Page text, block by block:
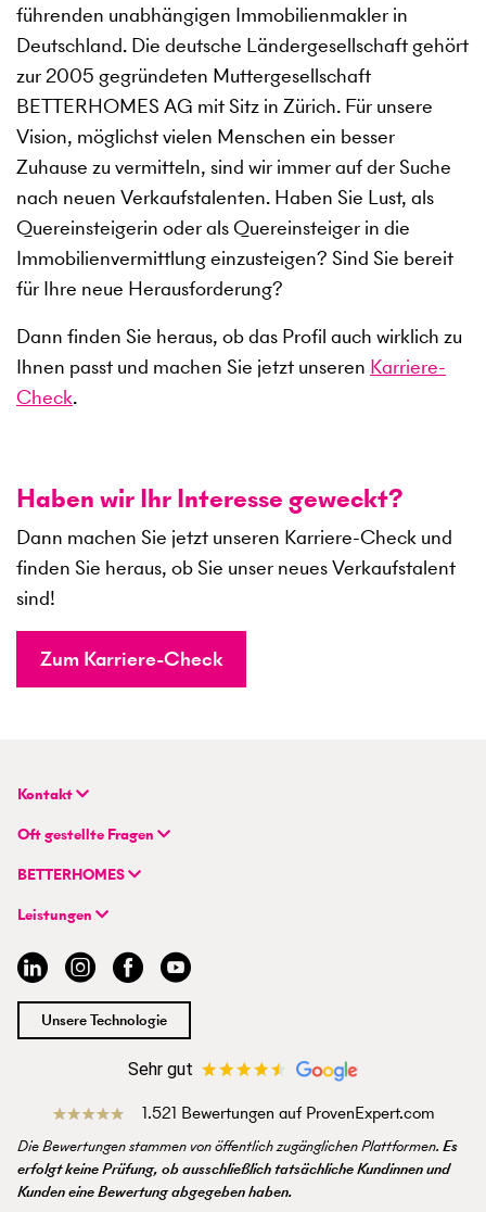
führenden unabhängigen Immobilienmakler in
Deutschland. Die deutsche Ländergesellschaft gehört
zur 2005 gegründeten Muttergesellschaft
BETTERHOMES AG mit Sitz in Zürich. Für unsere
Vision, möglichst vielen Menschen ein besser
Zuhause zu vermitteln, sind wir immer auf der Suche
nach neuen Verkaufstalenten. Haben Sie Lust, als
Quereinsteigerin oder als Quereinsteiger in die
Immobilienvermittlung einzusteigen? Sind Sie bereit
für Ihre neue Herausforderung?
Dann finden Sie heraus, ob das Profil auch wirklich zu
Ihnen passt und machen Sie jetzt unseren Karriere-
Check.
Haben wir Ihr Interesse geweckt?
Dann machen Sie jetzt unseren Karriere-Check und
finden Sie heraus, ob Sie unser neues Verkaufstalent
sind!
Zum Karriere-Check
Kontakt
BETTERHOMES Deutschland GmbH
Hauptsitz
Flughafenstraße 59
info@betterhomes.de
Oft gestellte Fragen
FAQ | Immobilie verkaufen/vermieten
FAQ | Einstieg für Profimakler/-innen
BETTERHOMES
Unternehmen
Hybrides Maklermodell
BETTERHOMES-Erfahrungen
Management
Jobs
Standort
Presse
Leistungen
Immobilie suchen
Immobilie verkaufen/vermieten
Immobilienmakler/-in werden
Unsere Technologie
Sehr gut
1.521 Bewertungen auf ProvenExpert.com
Die Bewertungen stammen von öffentlich zugänglichen Plattformen. Es
erfolgt keine Prüfung, ob ausschließlich tatsächliche Kundinnen und
Kunden eine Bewertung abgegeben haben.